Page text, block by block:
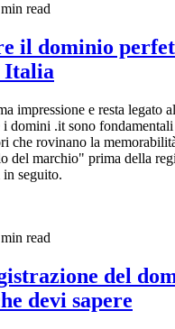
read
il dominio
Italia
impressione e resta legato
i domini .it sono
che rovinano la
del marchio" prima della
seguito.
read
del
devi sapere